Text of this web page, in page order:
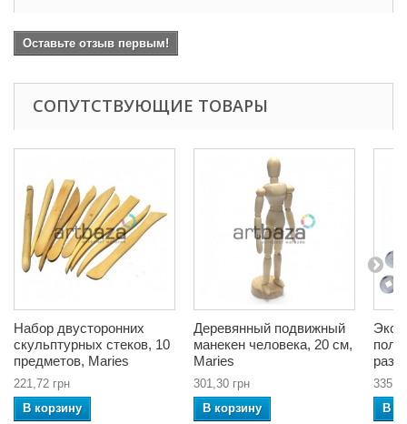
Оставьте отзыв первым!
СОПУТСТВУЮЩИЕ ТОВАРЫ
Набор двусторонних
скульптурных стеков, 10
предметов, Maries
221,72 грн
В корзину
Деревянный подвижный
манекен человека, 20 см,
Maries
301,30 грн
В корзину
В